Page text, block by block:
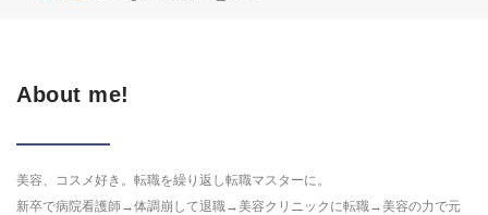
About me!
美容、コスメ好き。転職を繰り返し転職マスターに。
新卒で病院看護師→体調崩して退職→美容クリニックに転職→美容の力で元